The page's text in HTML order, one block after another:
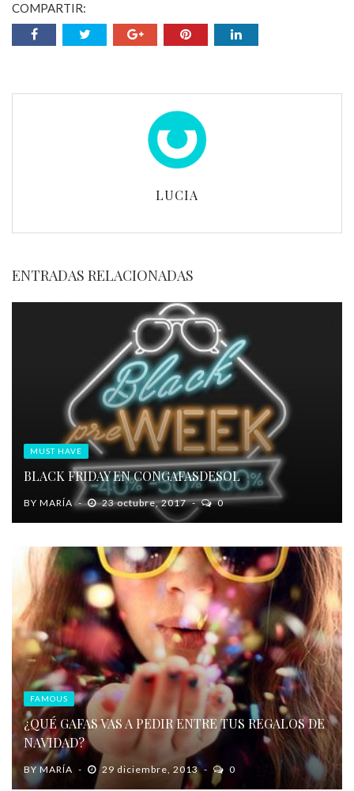
COMPARTIR:
LUCIA
ENTRADAS RELACIONADAS
MUST HAVE
BLACK FRIDAY EN CONGAFASDESOL
BY MARÍA 23 octubre, 2017 0
FAMOUS
¿QUÉ GAFAS VAS A PEDIR ENTRE TUS REGALOS DE
NAVIDAD?
BYMARÍA 29 diciembre, 2013 0